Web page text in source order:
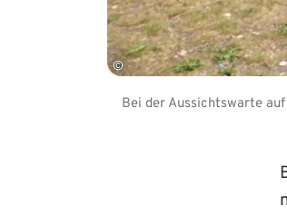
©
Bei der Aussichtswarte